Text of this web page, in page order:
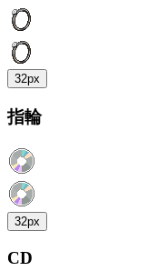
32px
指輪
32px
CD